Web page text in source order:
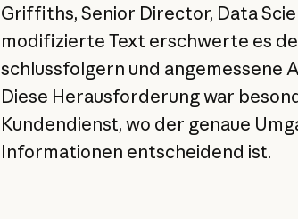
Griffiths, Senior Director, Data
modifizierte Text erschwerte es
schlussfolgern und angemessene
Diese Herausforderung war
Kundendienst, wo der genaue
Informationen entscheidend ist.